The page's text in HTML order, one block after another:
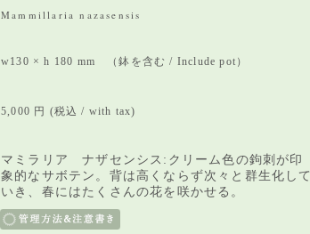
Mammillaria nazasensis
w130 × h 180 mm （鉢を含む / Include pot）
5,000 円 (税込 / with tax)
マミラリア ナザセンシス:クリーム色の鉤刺が印
象的なサボテン。背は高くならず次々と群生化して
いき、春にはたくさんの花を咲かせる。